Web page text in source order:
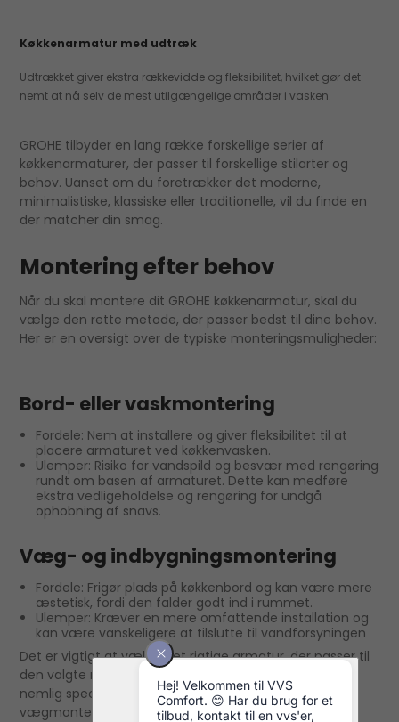
Køkkenarmatur med udtræk
Udtrækket giver ekstra rækkevidde og fleksibilitet, hvilket gør det
nemt at nå selv de mest utilgængelige områder i vasken.
GROHE tilbyder en lang række forskellige serier af
køkkenarmaturer, der passer til forskellige stilarter og
behov. Uanset om du foretrækker det moderne,
minimalistiske, klassiske eller traditionelle, vil du finde en
der matcher din smag.
Montering efter behov
Når du skal montere dit GROHE køkkenarmatur, skal du
vælge den rette metode, der passer bedst til dine behov.
Her er en oversigt over de typiske monteringsmuligheder:
Bord- eller vaskmontering
Fordele: Nem at installere og giver fleksibilitet til at
placere armaturet ved køkkenvasken.
Ulemper: Risiko for vandspild og besvær med rengøring
rundt om basen af armaturet. Dette kan medføre
ekstra vedligeholdelse og rengøring for undgå
ophobning af snavs.
Væg- og indbygningsmontering
Fordele: Frigør plads på køkkenbord og kan være mere
æstetisk, fordi den falder godt ind i rummet.
Ulemper: Kræver en mere omfattende installation og
kan være vanskeligere at tilslutte til vandforsyningen
Det er vigtigt at vælge det rigtige armatur, der passer til
den valgte monteringsmetode. Nogle armaturer er
nemlig specifikt designet til enten bord- eller
vægmontering.